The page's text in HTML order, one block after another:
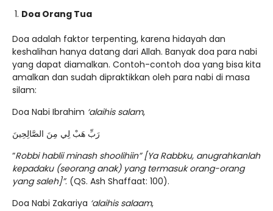
Doa Orang Tua
Doa adalah faktor terpenting, karena hidayah dan
keshalihan hanya datang dari Allah. Banyak doa para nabi
yang dapat diamalkan. Contoh-contoh doa yang bisa kita
amalkan dan sudah dipraktikkan oleh para nabi di masa
silam:
Doa Nabi Ibrahim ‘alaihis salam,
رَبِّ هَبْ لِي مِنَ الصَّالِحِينَ
“Robbi hablii minash shoolihiin” [Ya Rabbku, anugrahkanlah
kepadaku (seorang anak) yang termasuk orang-orang
yang saleh]”. (QS. Ash Shaffaat: 100).
Doa Nabi Zakariya ‘alaihis salaam,